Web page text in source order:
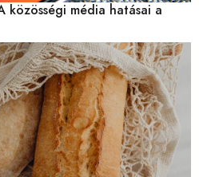
közösségi média hatásai a